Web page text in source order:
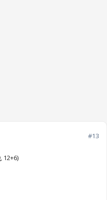
#13
12+6)